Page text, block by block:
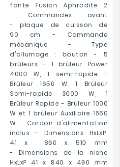
fonte Fusion Aphrodite 2
- Commandes avant
- plaque de cuisson de
90 cm - Commande
mécanique - Type
d'allumage : bouton - 5
brûleurs - 1 brûleur Power
4000 W, 1 semi-rapide -
Brûleur 1650 W, 1 Brûleur
Semi-rapide 3000 W, 1
Brûleur Rapide - Brûleur 1000
W et 1 brûleur Auxiliaire 1650
W - Cordon d'alimentation
inclus - Dimensions HxLxP
41 x 860 x 510 mm
- Dimensions de la niche
HxLxP 41 x 840 x 490 mm